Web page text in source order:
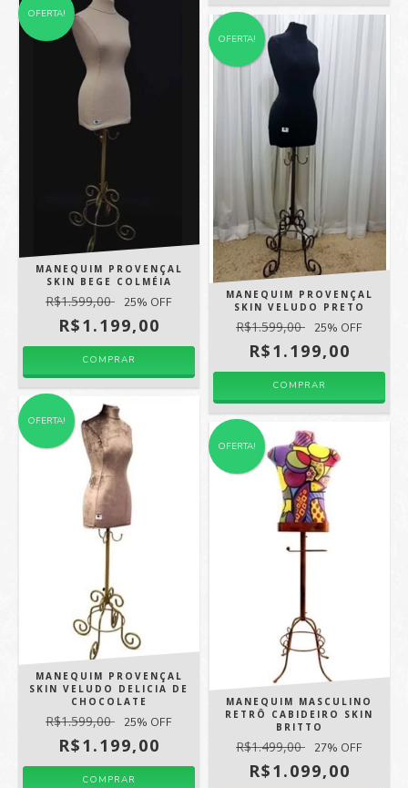
OFERTA!
MANEQUIM PROVENÇAL
SKIN BEGE COLMÉIA
R$1.599,00 25% OFF
R$1.199,00
COMPRAR
OFERTA!
MANEQUIM PROVENÇAL
SKIN VELUDO PRETO
R$1.599,00 25% OFF
R$1.199,00
COMPRAR
OFERTA!
MANEQUIM PROVENÇAL
SKIN VELUDO DELICIA DE
CHOCOLATE
R$1.599,00 25% OFF
R$1.199,00
COMPRAR
OFERTA!
MANEQUIM MASCULINO
RETRÔ CABIDEIRO SKIN
BRITTO
R$1.499,00 27% OFF
R$1.099,00